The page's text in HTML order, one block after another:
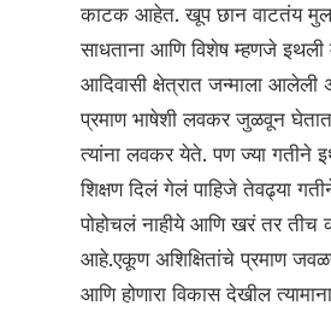
काटक आहेत. खूप छान वाटतंय
साधताना आणि विशेष म्हणजे
आदिवासी क्षेत्रात जन्माला आलेली
प्रमाण भाषेशी लवकर जुळवून
त्यांना लवकर येते. पण ज्या गतीने
शिक्षण दिलं गेलं पाहिजे तेवढ्या
पोहोचलं नाहीये आणि खरं तर तीच
आहे.एकूण अशिक्षितांचे प्रमाण
आणि होणारा विकास देखील